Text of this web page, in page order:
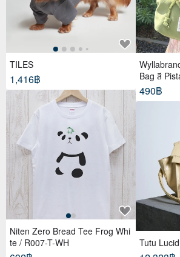
TILES
1,416฿
Niten Zero Bread Tee Frog Whi
te / R007-T-WH
Bag สี
490฿
Tutu